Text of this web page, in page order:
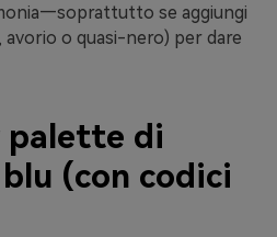
se aggiungi
o quasi-nero) per dare
palette di
(con codici